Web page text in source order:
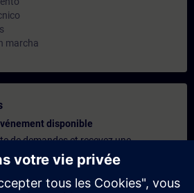
marcha
disponible
de demandes et recevez une
dates sont disponibles.
notification